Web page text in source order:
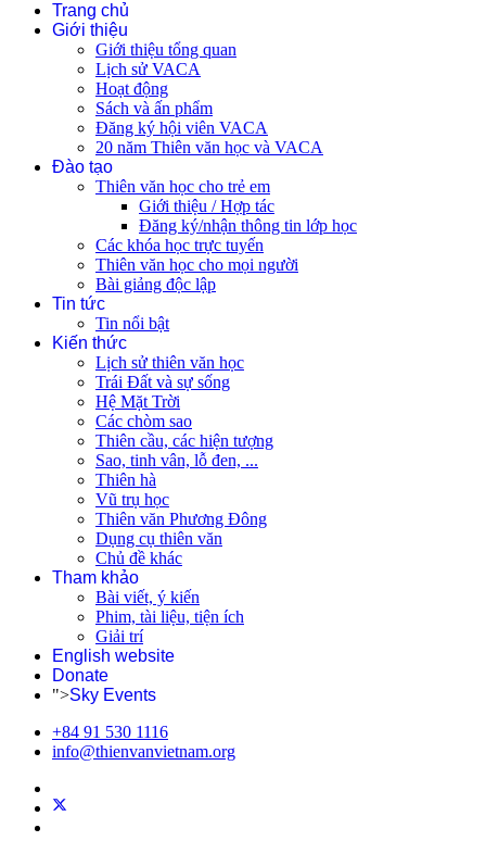
Trang chủ
Giới thiệu
Giới thiệu tổng quan
Lịch sử VACA
Hoạt động
Sách và ấn phẩm
Đăng ký hội viên VACA
20 năm Thiên văn học và VACA
Đào tạo
Thiên văn học cho trẻ em
Giới thiệu / Hợp tác
Đăng ký/nhận thông tin lớp học
Các khóa học trực tuyến
Thiên văn học cho mọi người
Bài giảng độc lập
Tin tức
Tin nổi bật
Kiến thức
Lịch sử thiên văn học
Trái Đất và sự sống
Hệ Mặt Trời
Các chòm sao
Thiên cầu, các hiện tượng
Sao, tinh vân, lỗ đen, ...
Thiên hà
Vũ trụ học
Thiên văn Phương Đông
Dụng cụ thiên văn
Chủ đề khác
Tham khảo
Bài viết, ý kiến
Phim, tài liệu, tiện ích
Giải trí
English website
Donate
">Sky Events
+84 91 530 1116
info@thienvanvietnam.org